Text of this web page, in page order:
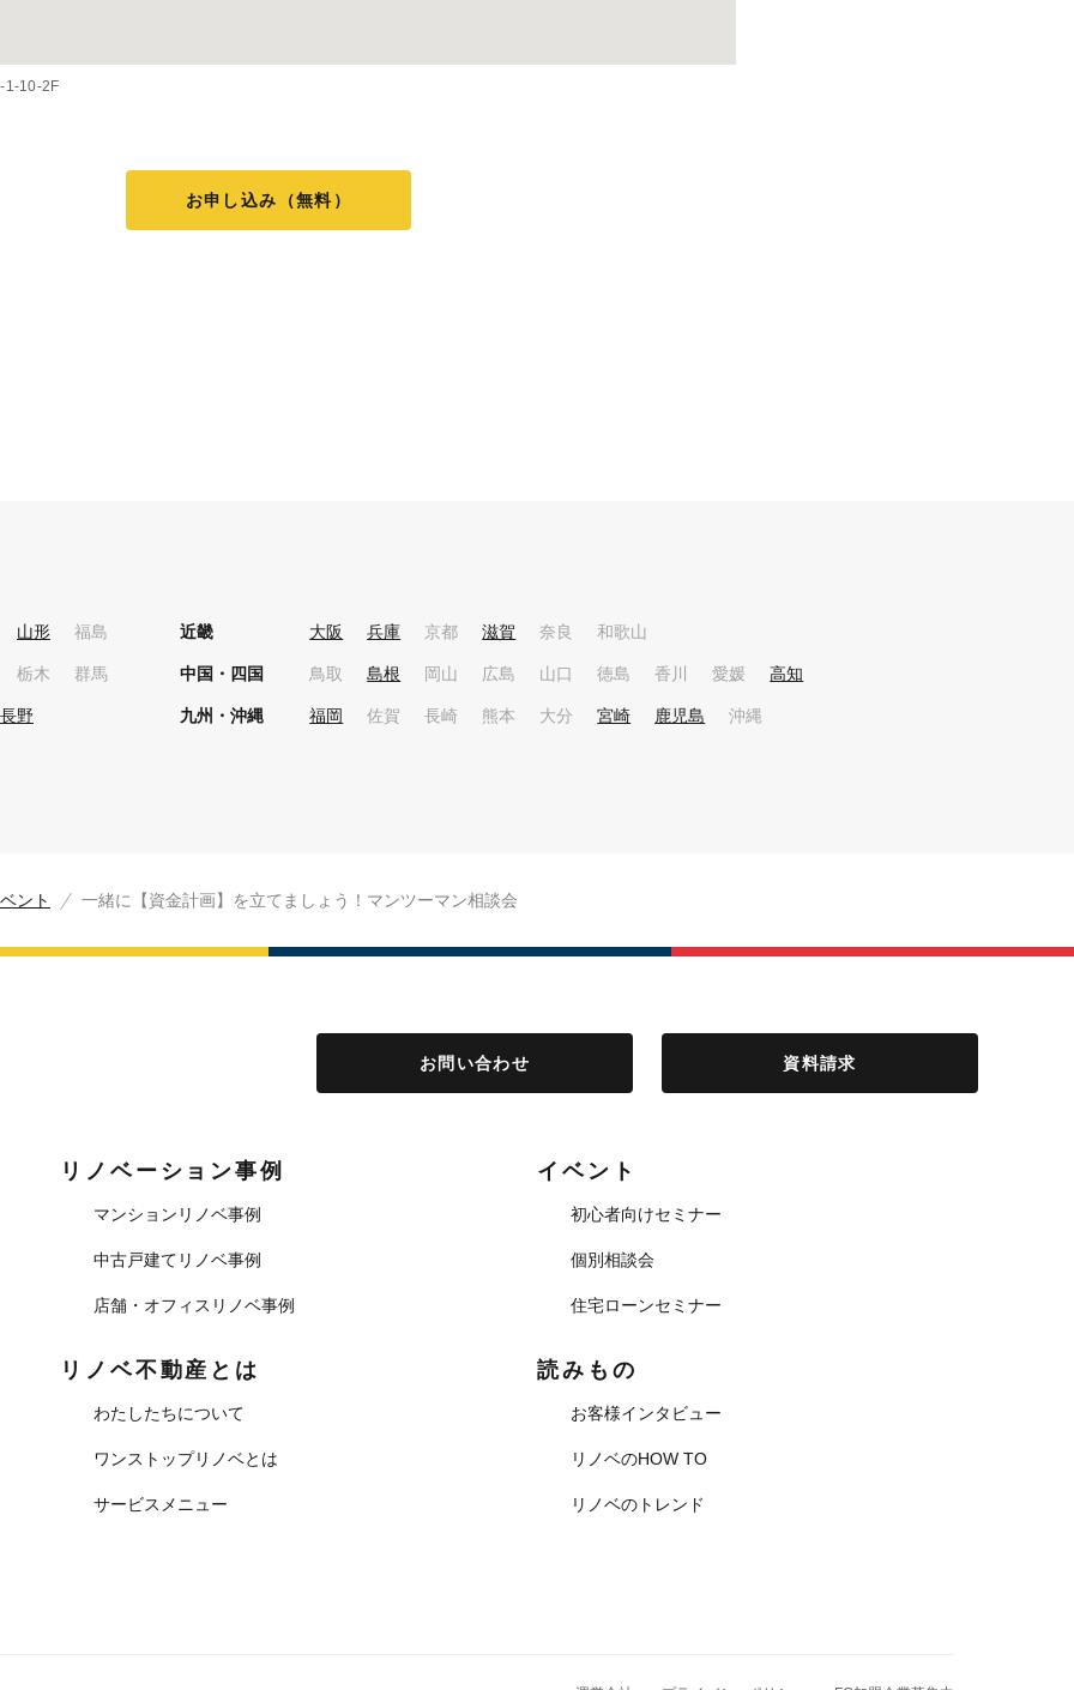
1-10-2F
お申し込み（無料）
山形 福島
栃木 群馬
長野
近畿 大阪 兵庫 京都 滋賀 奈良 和歌山
中国・四国 鳥取 島根 岡山 広島 山口 徳島 香川 愛媛 高知
九州・沖縄 福岡 佐賀 長崎 熊本 大分 宮崎 鹿児島 沖縄
ント 一緒に【資金計画】を立てましょう！マンツーマン相談会
お問い合わせ 資料請求
リノベーション事例
マンションリノベ事例
中古戸建てリノベ事例
店舗・オフィスリノベ事例
イベント
初心者向けセミナー
個別相談会
住宅ローンセミナー
リノベ不動産とは
わたしたちについて
ワンストップリノベとは
サービスメニュー
読みもの
お客様インタビュー
リノベのHOW TO
リノベのトレンド